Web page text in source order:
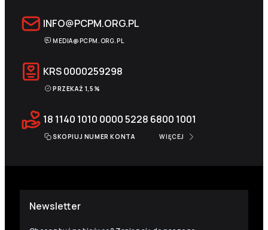
INFO@PCPM.ORG.PL
MEDIA@PCPM.ORG.PL
KRS0000259298
PRZEKAŻ 1,5%
18 1140 1010 0000 5228 6800 1001
SKOPIUJ NUMER KONTA WIĘCEJ
Newsletter